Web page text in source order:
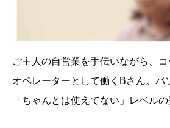
ご主人の自営業を手伝いながら、
オペレーターとして働くBさん。パ
「ちゃんとは使えてない」レベルの